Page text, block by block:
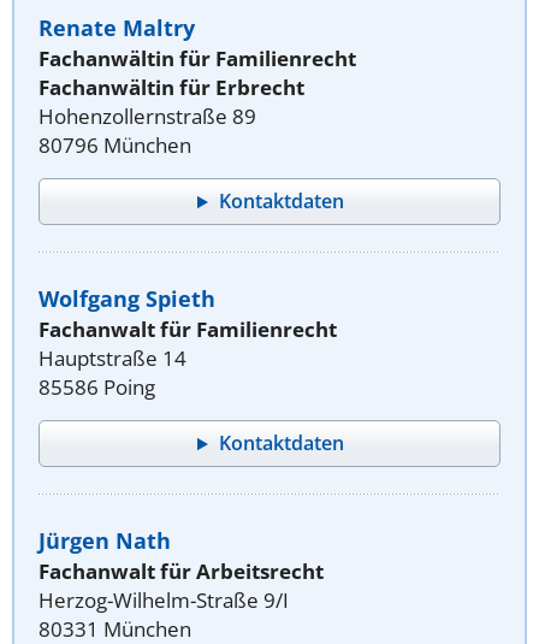
Renate Maltry
Fachanwältin für Familienrecht
Fachanwältin für Erbrecht
Hohenzollernstraße 89
80796 München
Kontaktdaten
Wolfgang Spieth
Fachanwalt für Familienrecht
Hauptstraße 14
85586 Poing
Kontaktdaten
Jürgen Nath
Fachanwalt für Arbeitsrecht
Herzog-Wilhelm-Straße 9/I
80331 München